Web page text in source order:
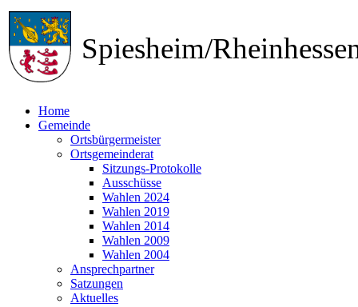
Spiesheim/
Home
Gemeinde
Ortsbürgermeister
Ortsgemeinderat
Sitzungs-Protokolle
Ausschüsse
Wahlen 2024
Wahlen 2019
Wahlen 2014
Wahlen 2009
Wahlen 2004
Ansprechpartner
Satzungen
Aktuelles